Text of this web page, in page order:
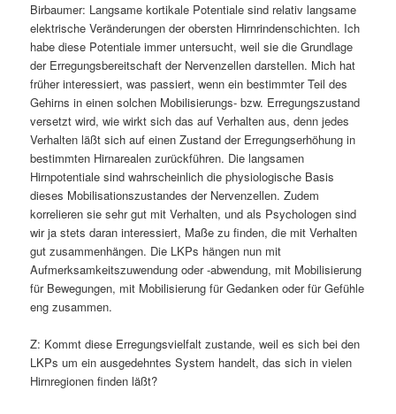
Birbaumer: Langsame kortikale Potentiale sind relativ langsame
elektrische Veränderungen der obersten Hirnrindenschichten. Ich
habe diese Potentiale immer untersucht, weil sie die Grundlage
der Erregungsbereitschaft der Nervenzellen darstellen. Mich hat
früher interessiert, was passiert, wenn ein bestimmter Teil des
Gehirns in einen solchen Mobilisierungs- bzw. Erregungszustand
versetzt wird, wie wirkt sich das auf Verhalten aus, denn jedes
Verhalten läßt sich auf einen Zustand der Erregungserhöhung in
bestimmten Hirnarealen zurückführen. Die langsamen
Hirnpotentiale sind wahrscheinlich die physiologische Basis
dieses Mobilisationszustandes der Nervenzellen. Zudem
korrelieren sie sehr gut mit Verhalten, und als Psychologen sind
wir ja stets daran interessiert, Maße zu finden, die mit Verhalten
gut zusammenhängen. Die LKPs hängen nun mit
Aufmerksamkeitszuwendung oder -abwendung, mit Mobilisierung
für Bewegungen, mit Mobilisierung für Gedanken oder für Gefühle
eng zusammen.
Z: Kommt diese Erregungsvielfalt zustande, weil es sich bei den
LKPs um ein ausgedehntes System handelt, das sich in vielen
Hirnregionen finden läßt?